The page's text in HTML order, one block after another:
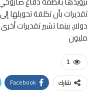
تقديرات بأن تكلفة تحويلها
مليون
1
شارك Facebook